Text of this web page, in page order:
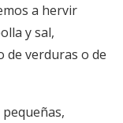
a hervir
y sal,
de verduras o de